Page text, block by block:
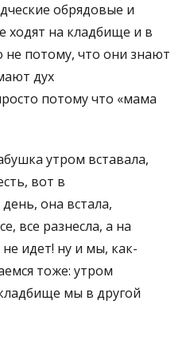
обрядовые и
ходят на кладбище и в
не потому, что они знают
дух
потому что «мама
утром вставала,
вот в
она встала,
все разнесла, а на
идет! ну и мы, как-
тоже: утром
мы в другой